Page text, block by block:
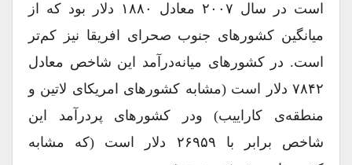
است در سال ۲۰۰۷ معادل ۱۸۸۰ دلار بود که از
میانگین کشورهای جنوب صحرای افریقا نیز کم‌تر
است. در کشورهای میانه‌درآمد این شاخص معادل
۷۸۴۲ دلار است (مشابه کشورهای امریکای لاتین و
منطقه‌ی کاراییب) ودر کشورهای پردرآمد این
شاخص برابر با ۲۶۹۵۹ دلار است (که مشابه